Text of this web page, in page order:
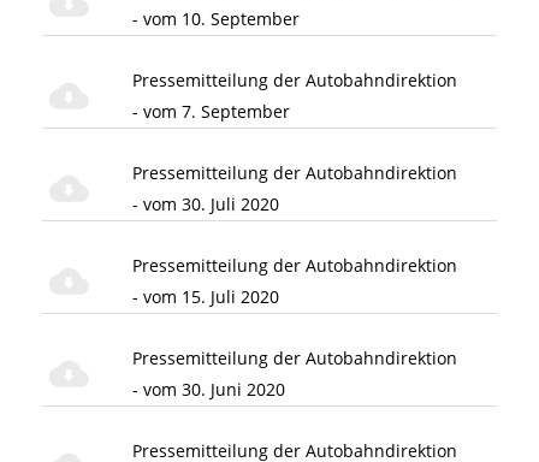
- vom 10. September
Pressemitteilung der Autobahndirektion
- vom 7. September
Pressemitteilung der Autobahndirektion
- vom 30. Juli 2020
Pressemitteilung der Autobahndirektion
- vom 15. Juli 2020
Pressemitteilung der Autobahndirektion
- vom 30. Juni 2020
Pressemitteilung der Autobahndirektion